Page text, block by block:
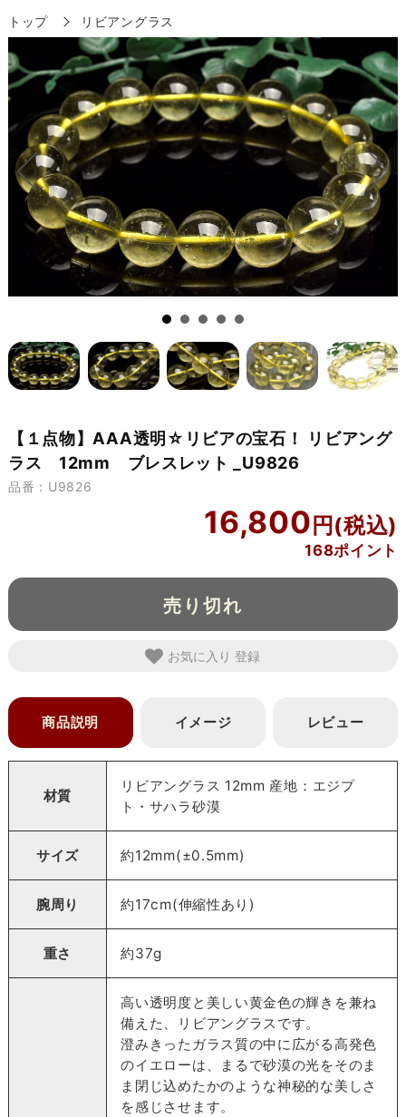
トップ リビアングラス
【１点物】AAA透明☆リビアの宝石！ リビアング
ラス 12mm ブレスレット _U9826
品番：U9826
16,800
168ポイント
売り切れ
お気に入り
商品説明 イメージ レビュー
材質
リビアングラス 12mm 産地：エジプ
ト・サハラ砂漠
サイズ 約12mm(±0.5mm)
腕周り 約17cm(伸縮性あり)
重さ 約37g
高い透明度と美しい黄金色の輝きを兼ね
備えた、リビアングラスです。
澄みきったガラス質の中に広がる高発色
のイエローは、まるで砂漠の光をそのま
ま閉じ込めたかのような神秘的な美しさ
を感じさせます。